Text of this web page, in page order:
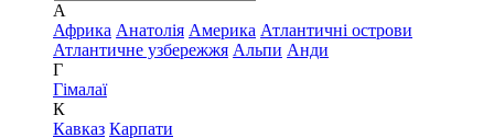
А
Африка Анатолія Америка Атлантичні острови
Атлантичне узбережжя Альпи Анди
Г
Гімалаї
К
Кавказ Карпати